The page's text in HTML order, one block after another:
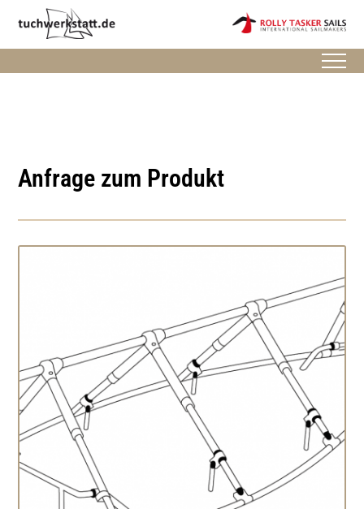
Anfrage zum Produkt